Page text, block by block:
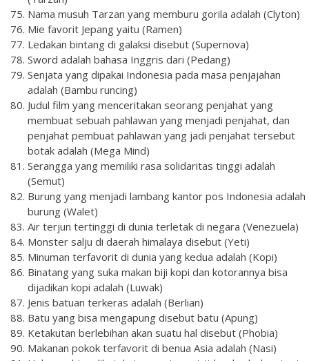
Nama musuh Tarzan yang memburu gorila adalah (Clyton)
Mie favorit Jepang yaitu (Ramen)
Ledakan bintang di galaksi disebut (Supernova)
Sword adalah bahasa Inggris dari (Pedang)
Senjata yang dipakai Indonesia pada masa penjajahan
adalah (Bambu runcing)
Judul film yang menceritakan seorang penjahat yang
membuat sebuah pahlawan yang menjadi penjahat, dan
penjahat pembuat pahlawan yang jadi penjahat tersebut
botak adalah (Mega Mind)
Serangga yang memiliki rasa solidaritas tinggi adalah
(Semut)
Burung yang menjadi lambang kantor pos Indonesia adalah
burung (Walet)
Air terjun tertinggi di dunia terletak di negara (Venezuela)
Monster salju di daerah himalaya disebut (Yeti)
Minuman terfavorit di dunia yang kedua adalah (Kopi)
Binatang yang suka makan biji kopi dan kotorannya bisa
dijadikan kopi adalah (Luwak)
Jenis batuan terkeras adalah (Berlian)
Batu yang bisa mengapung disebut batu (Apung)
Ketakutan berlebihan akan suatu hal disebut (Phobia)
Makanan pokok terfavorit di benua Asia adalah (Nasi)